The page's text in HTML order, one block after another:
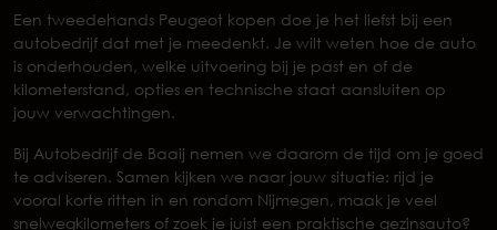
Een tweedehands Peugeot kopen doe je het liefst bij een
autobedrijf dat met je meedenkt. Je wilt weten hoe de auto
is onderhouden, welke uitvoering bij je past en of de
kilometerstand, opties en technische staat aansluiten op
jouw verwachtingen.
Bij Autobedrijf de Baaij nemen we daarom de tijd om je goed
te adviseren. Samen kijken we naar jouw situatie: rijd je
vooral korte ritten in en rondom Nijmegen, maak je veel
snelwegkilometers of zoek je juist een praktische gezinsauto?